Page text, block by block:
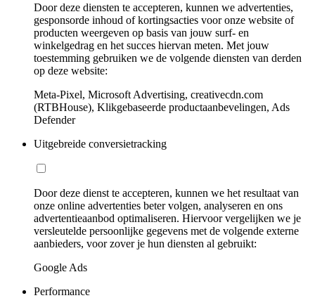
Door deze diensten te accepteren, kunnen we advertenties,
gesponsorde inhoud of kortingsacties voor onze website of
producten weergeven op basis van jouw surf- en
winkelgedrag en het succes hiervan meten. Met jouw
toestemming gebruiken we de volgende diensten van derden
op deze website:
Meta-Pixel, Microsoft Advertising, creativecdn.com
(RTBHouse), Klikgebaseerde productaanbevelingen, Ads
Defender
Uitgebreide conversietracking
Door deze dienst te accepteren, kunnen we het resultaat van
onze online advertenties beter volgen, analyseren en ons
advertentieaanbod optimaliseren. Hiervoor vergelijken we je
versleutelde persoonlijke gegevens met de volgende externe
aanbieders, voor zover je hun diensten al gebruikt:
Google Ads
Performance